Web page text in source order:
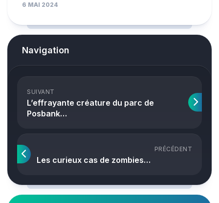
6 MAI 2024
Navigation
SUIVANT
L’effrayante créature du parc de
Posbank…
PRÉCÉDENT
Les curieux cas de zombies…